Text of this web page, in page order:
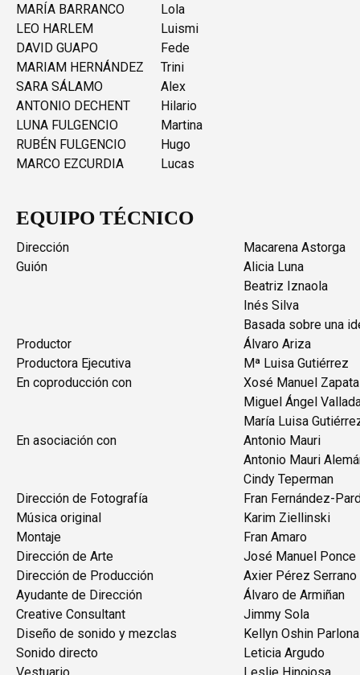
MARÍA BARRANCO
Lola
LEO HARLEM
Luismi
DAVID GUAPO
Fede
MARIAM HERNÁNDEZ
Trini
SARA SÁLAMO
Alex
ANTONIO DECHENT
Hilario
LUNA FULGENCIO
Martina
RUBÉN FULGENCIO
Hugo
MARCO EZCURDIA
Lucas
EQUIPO TÉCNICO
Dirección
Macarena Astorga
Guión
Alicia Luna
Beatriz Iznaola
Inés Silva
Basada sobre una
Productor
Álvaro Ariza
Productora Ejecutiva
Mª Luisa Gutiérrez
En coproducción con
Xosé Manuel Zapata
Miguel Ángel
María Luisa
En asociación con
Antonio Mauri
Antonio Mauri
Cindy Teperman
Dirección de Fotografía
Fran Fernández-
Música original
Karim Ziellinski
Montaje
Fran Amaro
Dirección de Arte
José Manuel Ponce
Dirección de Producción
Axier Pérez Serrano
Ayudante de Dirección
Álvaro de Armiñan
Creative Consultant
Jimmy Sola
Diseño de sonido y mezclas
Kellyn Oshin
Sonido directo
Leticia Argudo
Vestuario
Leslie Hinojosa